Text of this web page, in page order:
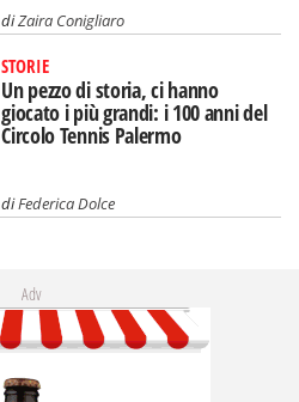
diZaira Conigliaro
STORIE
Un pezzo di storia, ci hanno
giocato i più grandi: i 100 anni del
Circolo Tennis Palermo
diFederica Dolce
Adv